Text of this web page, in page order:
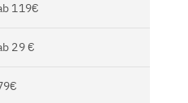
119€
29 €